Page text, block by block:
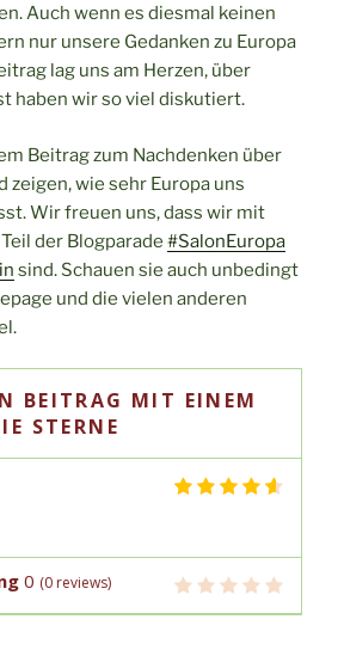
Auch wenn es diesmal keinen
nur unsere Gedanken zu Europa
lag uns am Herzen, über
haben wir so viel diskutiert.
Beitrag zum Nachdenken über
zeigen, wie sehr Europa uns
Wir freuen uns, dass wir mit
der Blogparade #SalonEuropa
sind. Schauen sie auch unbedingt
und die vielen anderen
BEITRAG MIT EINEM
STERNE
0 (0 reviews)